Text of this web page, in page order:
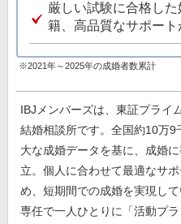
厳しい試験に合格し
籍、高品質なサポート
※2021年～2025年の成婚者数累計
IBJメンバーズは、東証プライ
結婚相談所です。全国約10万
大な成婚データを基に、成婚
立。個人に合わせて最適なサ
め、短期間での成婚を実現し
専任で一人ひとりに「活動プ